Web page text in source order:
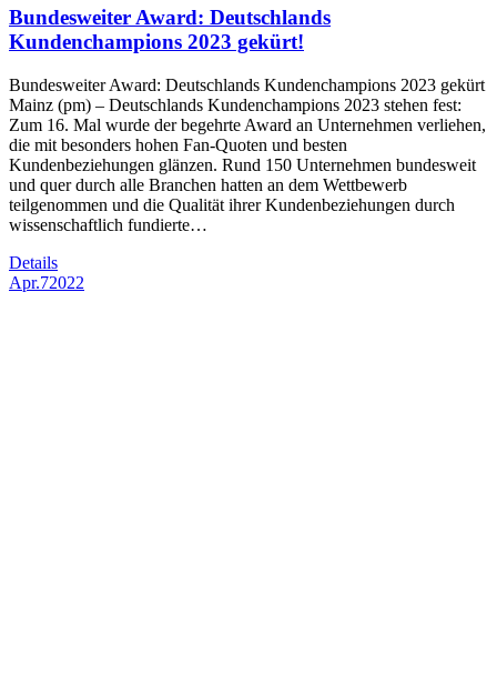
Bundesweiter Award: Deutschlands
Kundenchampions 2023 gekürt!
Bundesweiter Award: Deutschlands Kundenchampions 2023 gekürt
Mainz (pm) – Deutschlands Kundenchampions 2023 stehen fest:
Zum 16. Mal wurde der begehrte Award an Unternehmen verliehen,
die mit besonders hohen Fan-Quoten und besten
Kundenbeziehungen glänzen. Rund 150 Unternehmen bundesweit
und quer durch alle Branchen hatten an dem Wettbewerb
teilgenommen und die Qualität ihrer Kundenbeziehungen durch
wissenschaftlich fundierte…
Details
Apr.72022